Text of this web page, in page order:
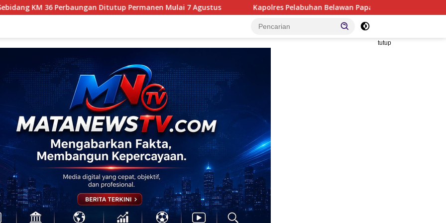
Ditutup Permanen Mulai 7 Agustus Kapolres Pelabuhan Belawan Paparkan Capaian Pengungkapan Kasus,
tutup